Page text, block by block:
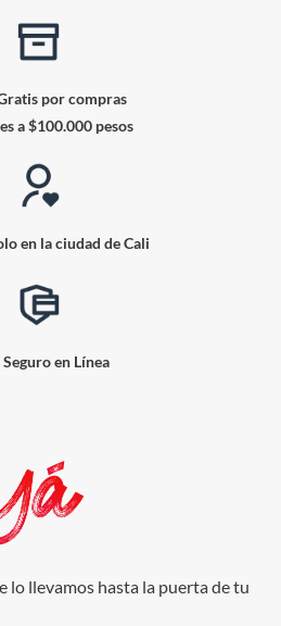
por compras
a $100.000 pesos
en la ciudad de Cali
Seguro en Línea
lo llevamos hasta la puerta de tu